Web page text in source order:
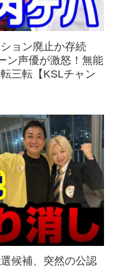
ョン廃止か存続
ン声優が激怒！無能
三転【KSLチャン
候補、突然の公認